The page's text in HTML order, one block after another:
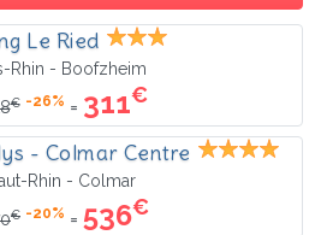
Le Ried
Rhin - Boofzheim
€ -26% = 311€
- Colmar Centre
Rhin - Colmar
€ -20% = 536€